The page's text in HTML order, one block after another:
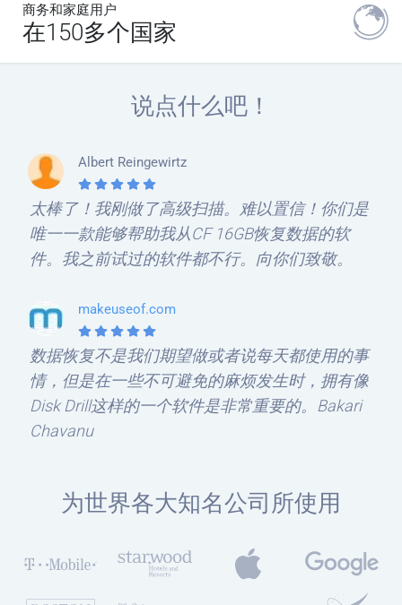
商务和家庭用户
在150多个国家
说点什么吧！
Albert Reingewirtz
太棒了！我刚做了高级扫描。难以置信！你们是
唯一一款能够帮助我从CF 16GB恢复数据的软
件。我之前试过的软件都不行。向你们致敬。
makeuseof.com
数据恢复不是我们期望做或者说每天都使用的事
情，但是在一些不可避免的麻烦发生时，拥有像
Disk Drill这样的一个软件是非常重要的。Bakari
Chavanu
为世界各大知名公司所使用